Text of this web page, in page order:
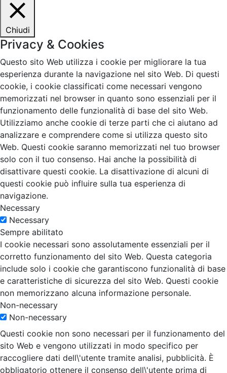
Chiudi
Privacy & Cookies
Questo sito Web utilizza i cookie per migliorare la tua
esperienza durante la navigazione nel sito Web. Di questi
cookie, i cookie classificati come necessari vengono
memorizzati nel browser in quanto sono essenziali per il
funzionamento delle funzionalità di base del sito Web.
Utilizziamo anche cookie di terze parti che ci aiutano ad
analizzare e comprendere come si utilizza questo sito
Web. Questi cookie saranno memorizzati nel tuo browser
solo con il tuo consenso. Hai anche la possibilità di
disattivare questi cookie. La disattivazione di alcuni di
questi cookie può influire sulla tua esperienza di
navigazione.
Necessary
Necessary
Sempre abilitato
I cookie necessari sono assolutamente essenziali per il
corretto funzionamento del sito Web. Questa categoria
include solo i cookie che garantiscono funzionalità di base
e caratteristiche di sicurezza del sito Web. Questi cookie
non memorizzano alcuna informazione personale.
Non-necessary
Non-necessary
Questi cookie non sono necessari per il funzionamento del
sito Web e vengono utilizzati in modo specifico per
raccogliere dati dell\'utente tramite analisi, pubblicità. È
obbligatorio ottenere il consenso dell\'utente prima di